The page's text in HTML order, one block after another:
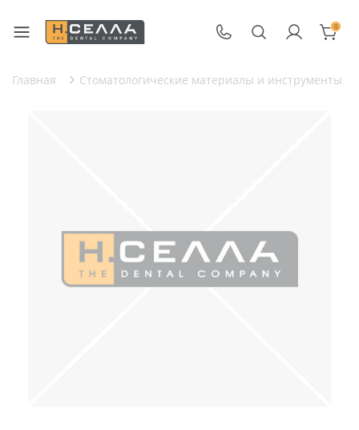
0
Главная Стоматологические материалы и инструменты